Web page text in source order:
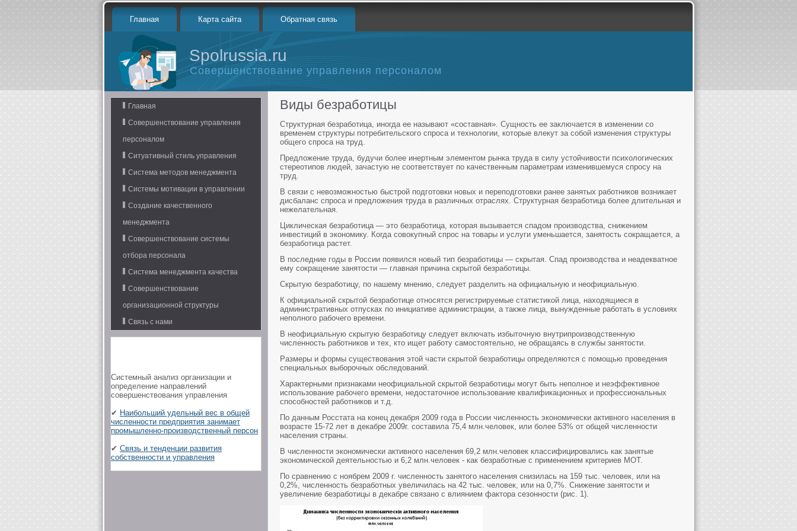
Главная Карта сайта Обратная связь
Spolrussia.ru
Совершенствование управления персоналом
Главная
Совершенствование управления
персоналом
Ситуативный стиль управления
Система методов менеджмента
Системы мотивации в управлении
Создание качественного
менеджмента
Совершенствование системы
отбора персонала
Система менеджмента качества
Совершенствование
организационной структуры
Связь с нами
Системный анализ организации и
определение направлений
совершенствования управления
✔ Наибольший удельный вес в общей
численности предприятия занимает
промышленно-производственный персон
✔ Связь и тенденции развития
собственности и управления
Виды безработицы
Структурная безработица, иногда ее называют «составная». Сущность ее заключается в изменении со
временем структуры потребительского спроса и технологии, которые влекут за собой изменения структуры
общего спроса на труд.
Предложение труда, будучи более инертным элементом рынка труда в силу устойчивости психологических
стереотипов людей, зачастую не соответствует по качественным параметрам изменившемуся спросу на
труд.
В связи с невозможностью быстрой подготовки новых и переподготовки ранее занятых работников возникает
дисбаланс спроса и предложения труда в различных отраслях. Структурная безработица более длительная и
нежелательная.
Циклическая безработица — это безработица, которая вызывается спадом производства, снижением
инвестиций в экономику. Когда совокупный спрос на товары и услуги уменьшается, занятость сокращается, а
безработица растет.
В последние годы в России появился новый тип безработицы — скрытая. Спад производства и неадекватное
ему сокращение занятости — главная причина скрытой безработицы.
Скрытую безработицу, по нашему мнению, следует разделить на официальную и неофициальную.
К официальной скрытой безработице относятся регистрируемые статистикой лица, находящиеся в
административных отпусках по инициативе администрации, а также лица, вынужденные работать в условиях
неполного рабочего времени.
В неофициальную скрытую безработицу следует включать избыточную внутрипроизводственную
численность работников и тех, кто ищет работу самостоятельно, не обращаясь в службы занятости.
Размеры и формы существования этой части скрытой безработицы определяются с помощью проведения
специальных выборочных обследований.
Характерными признаками неофициальной скрытой безработицы могут быть неполное и неэффективное
использование рабочего времени, недостаточное использование квалификационных и профессиональных
способностей работников и т.д.
По данным Росстата на конец декабря 2009 года в России численность экономически активного населения в
возрасте 15-72 лет в декабре 2009г. составила 75,4 млн.человек, или более 53% от общей численности
населения страны.
В численности экономически активного населения 69,2 млн.человек классифицировались как занятые
экономической деятельностью и 6,2 млн.человек - как безработные с применением критериев МОТ.
По сравнению с ноябрем 2009 г. численность занятого населения снизилась на 159 тыс. человек, или на
0,2%, численность безработных увеличилась на 42 тыс. человек, или на 0,7%. Снижение занятости и
увеличение безработицы в декабре связано с влиянием фактора сезонности (рис. 1).